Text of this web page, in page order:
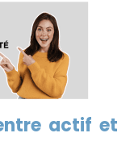
actif et